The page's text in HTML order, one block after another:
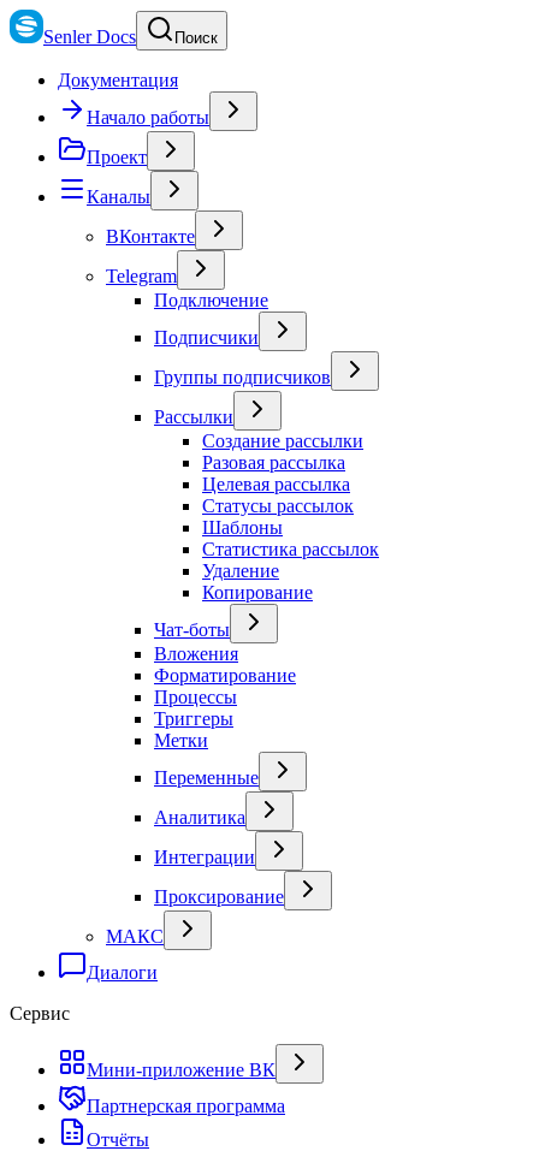
Senler Docs Поиск
Документация
Начало работы
Проект
Каналы
ВКонтакте
Telegram
Подключение
Подписчики
Группы подписчиков
Рассылки
Создание рассылки
Разовая рассылка
Целевая рассылка
Статусы рассылок
Шаблоны
Статистика рассылок
Удаление
Копирование
Чат-боты
Вложения
Форматирование
Процессы
Триггеры
Метки
Переменные
Аналитика
Интеграции
Проксирование
МАКС
Диалоги
Сервис
Мини-приложение ВК
Партнерская программа
Отчёты